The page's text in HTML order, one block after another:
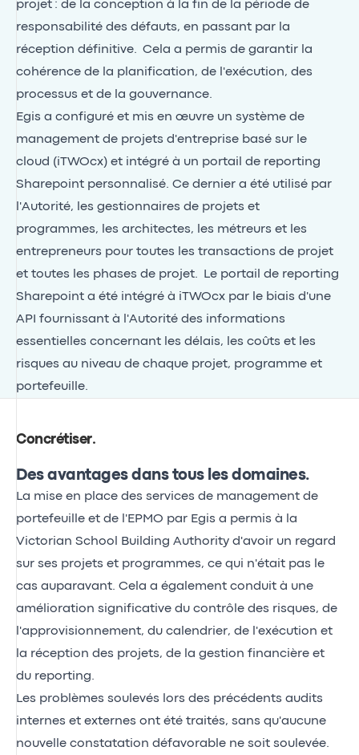
projet : de la conception à la fin de la période de
responsabilité des défauts, en passant par la
réception définitive. Cela a permis de garantir la
cohérence de la planification, de l'exécution, des
processus et de la gouvernance.
Egis a configuré et mis en œuvre un système de
management de projets d'entreprise basé sur le
cloud (iTWOcx) et intégré à un portail de reporting
Sharepoint personnalisé. Ce dernier a été utilisé par
l'Autorité, les gestionnaires de projets et
programmes, les architectes, les métreurs et les
entrepreneurs pour toutes les transactions de projet
et toutes les phases de projet. Le portail de reporting
Sharepoint a été intégré à iTWOcx par le biais d'une
API fournissant à l'Autorité des informations
essentielles concernant les délais, les coûts et les
risques au niveau de chaque projet, programme et
portefeuille.
Concrétiser.
Des avantages dans tous les domaines.
La mise en place des services de management de
portefeuille et de l'EPMO par Egis a permis à la
Victorian School Building Authority d'avoir un regard
sur ses projets et programmes, ce qui n'était pas le
cas auparavant. Cela a également conduit à une
amélioration significative du contrôle des risques, de
l'approvisionnement, du calendrier, de l'exécution et
la réception des projets, de la gestion financière et
du reporting.
Les problèmes soulevés lors des précédents audits
internes et externes ont été traités, sans qu'aucune
nouvelle constatation défavorable ne soit soulevée.